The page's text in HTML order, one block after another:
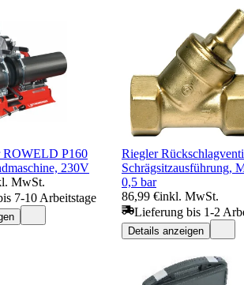
ROWELD P160
230V
MwSt.
7-10 Arbeitstage
Riegler
Schrägsitzausführung,
0,5 bar
86,99 €inkl. MwSt.
Lieferung bis 1-2
Details anzeigen